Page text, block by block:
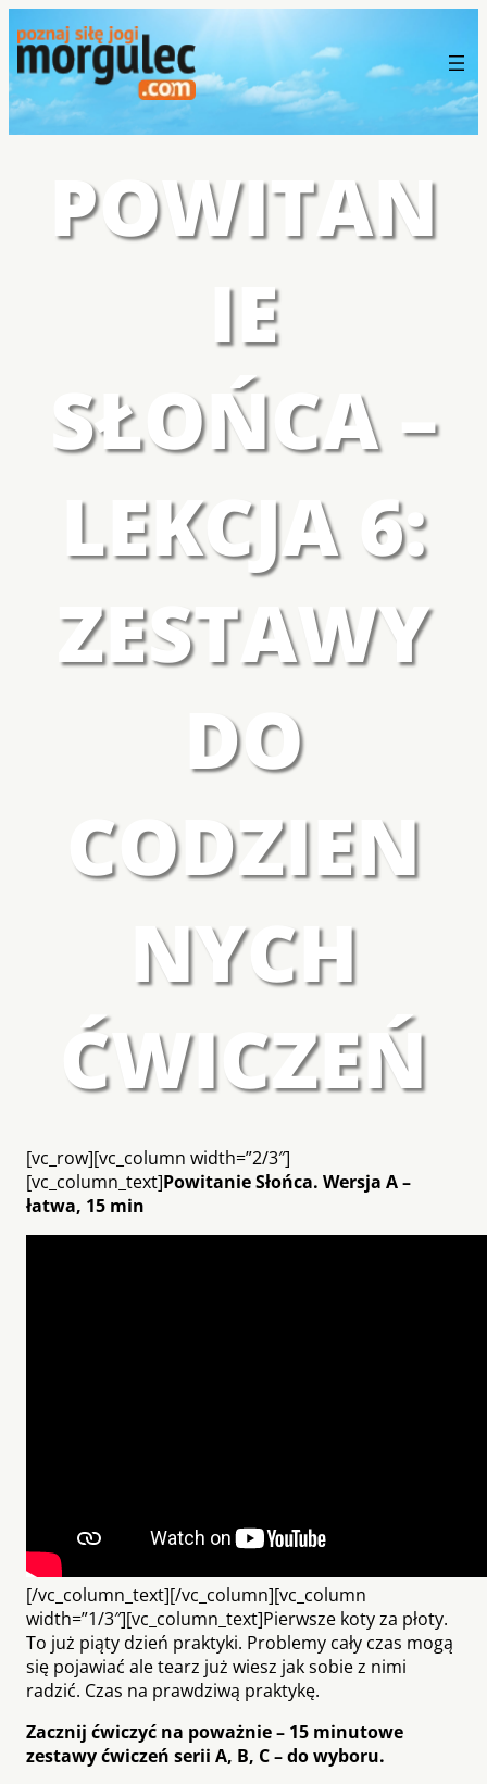
POWITAN
IE
SŁOŃCA –
LEKCJA 6:
ZESTAWY
DO
CODZIEN
NYCH
ĆWICZEŃ
[vc_row][vc_column width=”2/3″]
[vc_column_text]Powitanie Słońca. Wersja A –
łatwa, 15 min
[/vc_column_text][/vc_column][vc_column
width=”1/3″][vc_column_text]Pierwsze koty za płoty.
To już piąty dzień praktyki. Problemy cały czas mogą
się pojawiać ale tearz już wiesz jak sobie z nimi
radzić. Czas na prawdziwą praktykę.
Zacznij ćwiczyć na poważnie – 15 minutowe
zestawy ćwiczeń serii A, B, C – do wyboru.